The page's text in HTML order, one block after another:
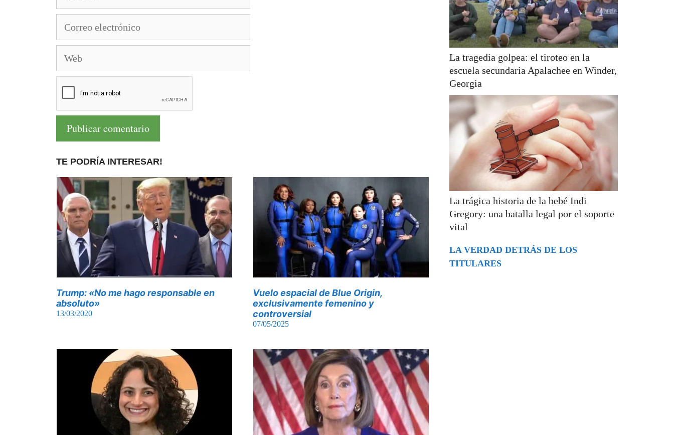
electrónico
TE PODRÍA INTERESAR!
Trump: «No me hago responsable en
absoluto»
13/03/2020
Vuelo espacial de Blue Origin,
exclusivamente femenino y
controversial
07/05/2025
La tragedia golpea: el tiroteo en la
escuela secundaria Apalachee en Winder,
Georgia
La trágica historia de la bebé Indi
Gregory: una batalla legal por el soporte
vital
LA VERDAD DETRÁS DE LOS
TITULARES